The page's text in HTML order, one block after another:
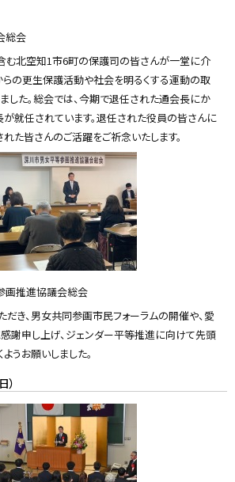
総会
む北空知1市6町の保護司の皆さんが一堂に介
らの更生保護活動や社会を明るくする運動の取
した。総会では、今期で退任された通会長にか
が就任されています。退任された役員の皆さんに
た皆さんのご活躍をご祈念いたします。
推進協議会総会
だき、男女共同参画市民フォーラムの開催や、愛
謝申し上げ、ジェンダー平等推進に向けて先頭
うお願いしました。
）